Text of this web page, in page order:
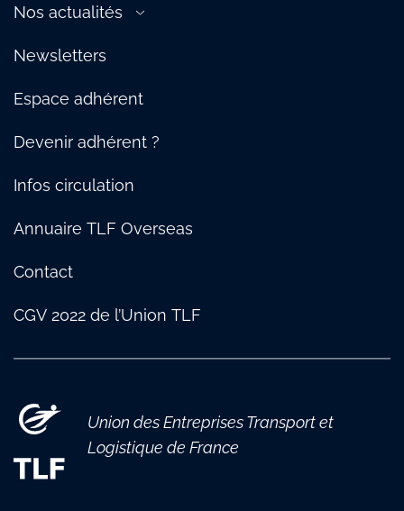
Union des Entreprises Transport et
Logistique de France
Maritime
TRM
TLF Normandie
TLF Hauts-de-France
TLF Sud-Ouest
TLF Pays de Savoie
Logistique urbaine : notre Manifeste
Protection des salariés : notre guide des bonnes pratiques
Nos actualités
Témoignages
Nos temps forts
Newsletters
Espace adhérent
Devenir adhérent ?
Infos circulation
Annuaire TLF Overseas
Contact
CGV 2022 de l’Union TLF